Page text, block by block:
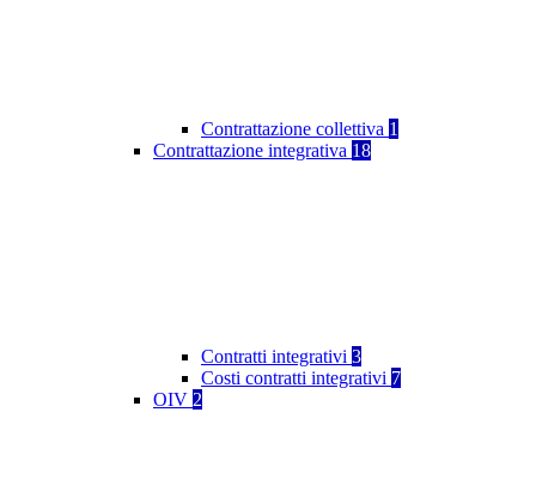
Contrattazione collettiva 1
Contrattazione integrativa 18
Contratti integrativi 3
Costi contratti integrativi 7
OIV 2